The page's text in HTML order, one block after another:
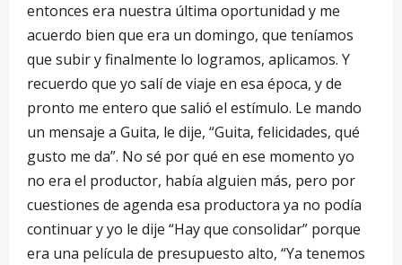
entonces era nuestra última oportunidad y me
acuerdo bien que era un domingo, que teníamos
que subir y finalmente lo logramos, aplicamos. Y
recuerdo que yo salí de viaje en esa época, y de
pronto me entero que salió el estímulo. Le mando
un mensaje a Guita, le dije, “Guita, felicidades, qué
gusto me da”. No sé por qué en ese momento yo
no era el productor, había alguien más, pero por
cuestiones de agenda esa productora ya no podía
continuar y yo le dije “Hay que consolidar” porque
era una película de presupuesto alto, “Ya tenemos